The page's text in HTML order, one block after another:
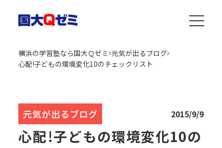
横浜の学習塾なら国大Ｑゼミ 元気が出るブログ
心配!子どもの環境変化10のチェックリスト
元気が出るブログ 2015/9/9
心配!子どもの環境変化10の